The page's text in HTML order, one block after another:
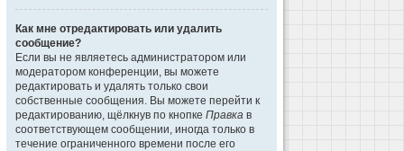
Как мне отредактировать или удалить
сообщение?
Если вы не являетесь администратором или
модератором конференции, вы можете
редактировать и удалять только свои
собственные сообщения. Вы можете перейти к
редактированию, щёлкнув по кнопке Правка в
соответствующем сообщении, иногда только в
течение ограниченного времени после его